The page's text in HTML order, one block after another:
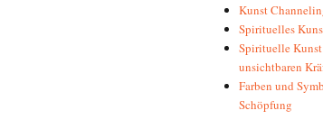
Kunst
Spirituelles
Spirituelle Kunst
unsichtbaren
Farben und
Schöpfung